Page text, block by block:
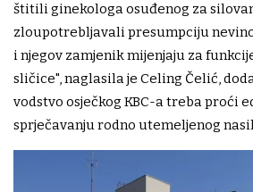
štitili ginekologa osuđenog za
zloupotrebljavali presumpciju
i njegov zamjenik mijenjaju za
sličice", naglasila je Celing Čelić,
vodstvo osječkog KBC-a treba proći
sprječavanju rodno utemeljenog